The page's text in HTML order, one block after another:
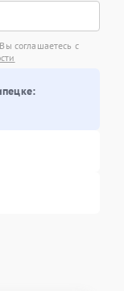
соглашаетесь с